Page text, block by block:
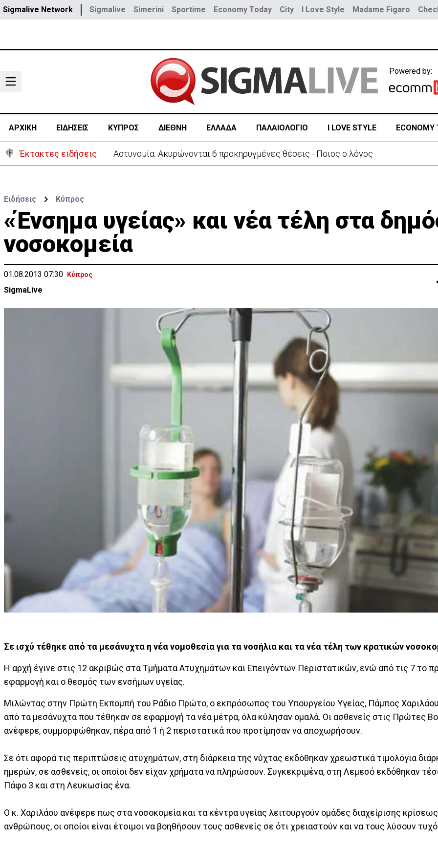
Sigmalive Network Sigmalive Simerini Sportime Economy Today City I Love Style Madame Figaro
Powered by:
ΑΡΧΙΚΗ ΕΙΔΗΣΕΙΣ ΚΥΠΡΟΣ ΔΙΕΘΝΗ ΕΛΛΑΔΑ ΠΑΛΑΙΟΛΟΓΙΟ I LOVE STYLE ECONOMY
Έκτακτες ειδήσεις Αστυνομία: Ακυρώνονται 6 προκηρυγμένες θέσεις - Ποιος ο λόγος
Ειδήσεις Κύπρος
«Ένσημα υγείας» και νέα τέλη στα
νοσοκομεία
01.08.2013 07:30 Κύπρος
SigmaLive
Σε ισχύ τέθηκε από τα μεσάνυχτα η νέα νομοθεσία για τα νοσήλια και τα νέα τέλη των κρατικών
Η αρχή έγινε στις 12 ακριβώς στα Τμήματα Ατυχημάτων και Επειγόντων Περιστατικών, ενώ από τις 7 το
εφαρμογή και ο θεσμός των ενσήμων υγείας.
Μιλώντας στην Πρώτη Εκπομπή του Ράδιο Πρώτο, ο εκπρόσωπος του Υπουργείου Υγείας, Πάμπος
από τα μεσάνυχτα που τέθηκαν σε εφαρμογή τα νέα μέτρα, όλα κύλησαν ομαλά. Οι ασθενείς στις Πρώτες
ανέφερε, συμμορφώθηκαν, πέρα από 1 ή 2 περιστατικά που προτίμησαν να αποχωρήσουν.
Σε ότι αφορά τις περιπτώσεις ατυχημάτων, στη διάρκεια της νύχτας εκδόθηκαν χρεωστικά τιμολόγια
ημερών, σε ασθενείς, οι οποίοι δεν είχαν χρήματα να πληρώσουν. Συγκεκριμένα, στη Λεμεσό εκδόθηκαν
Πάφο 3 και στη Λευκωσίας ένα.
Ο κ. Χαριλάου ανέφερε πως στα νοσοκομεία και τα κέντρα υγείας λειτουργούν ομάδες διαχείρισης
ανθρώπους, οι οποίοι είναι έτοιμοι να βοηθήσουν τους ασθενείς σε ότι χρειαστούν και να τους λύσουν